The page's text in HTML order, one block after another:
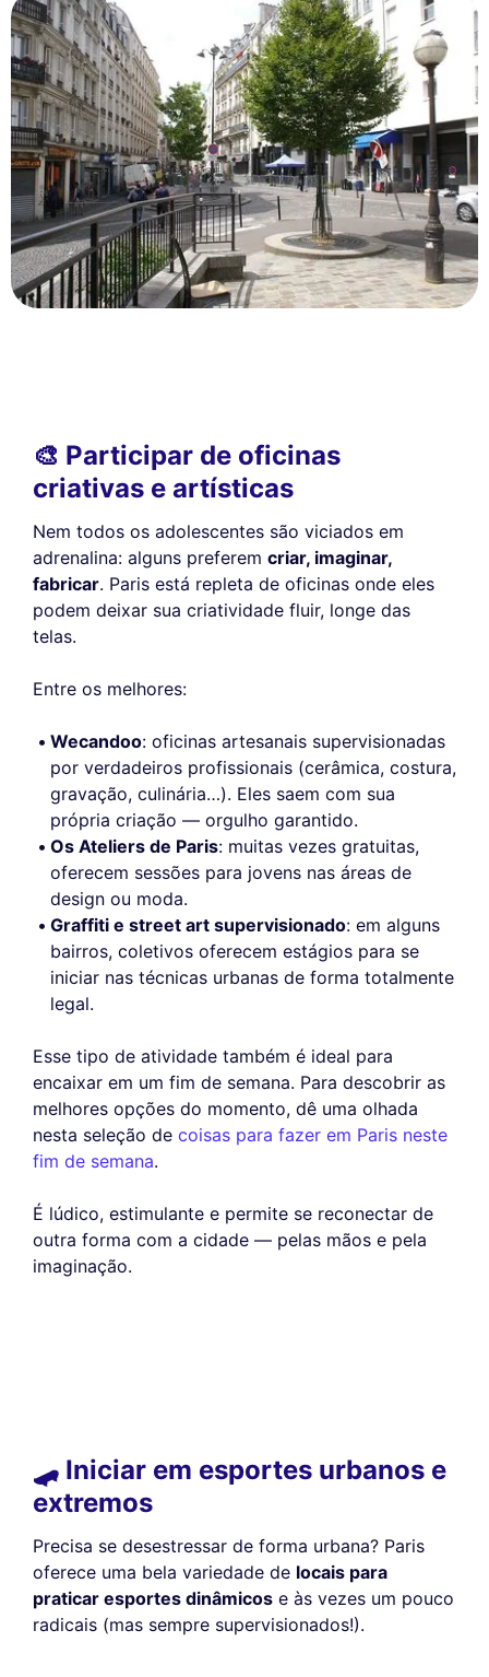
🎨 Participar de oficinas
criativas e artísticas
Nem todos os adolescentes são viciados em
adrenalina: alguns preferem criar, imaginar,
fabricar. Paris está repleta de oficinas onde eles
podem deixar sua criatividade fluir, longe das
telas.
Entre os melhores:
Wecandoo: oficinas artesanais supervisionadas
por verdadeiros profissionais (cerâmica, costura,
gravação, culinária…). Eles saem com sua
própria criação — orgulho garantido.
Os Ateliers de Paris: muitas vezes gratuitas,
oferecem sessões para jovens nas áreas de
design ou moda.
Graffiti e street art supervisionado: em alguns
bairros, coletivos oferecem estágios para se
iniciar nas técnicas urbanas de forma totalmente
legal.
Esse tipo de atividade também é ideal para
encaixar em um fim de semana. Para descobrir as
melhores opções do momento, dê uma olhada
nesta seleção de coisas para fazer em Paris neste
fim de semana.
É lúdico, estimulante e permite se reconectar de
outra forma com a cidade — pelas mãos e pela
imaginação.
🛹 Iniciar em esportes urbanos e
extremos
Precisa se desestressar de forma urbana? Paris
oferece uma bela variedade de locais para
praticar esportes dinâmicos e às vezes um pouco
radicais (mas sempre supervisionados!).